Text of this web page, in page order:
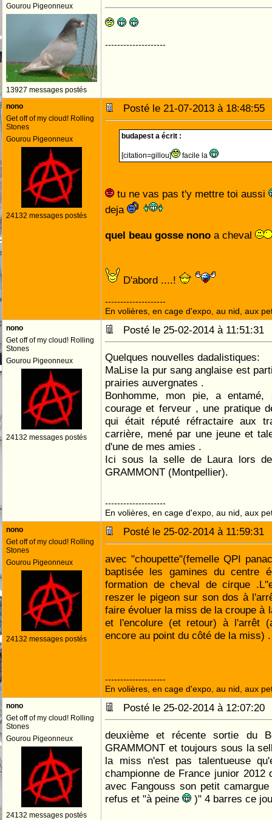
Gourou Pigeonneux
13927 messages postés
--------------------
nono
Get off of my cloud! Rolling
Stones
Gourou Pigeonneux
24132 messages postés
Posté le 21-07-2013 à
budapest a écrit :
[citation=gillou] facile la
tu ne vas pas t'y mettre toi aussi
deja
quel beau gosse nono a cheval
D'abord ....!
--------------------
En volières, en cage d'expo, au nid, aux
nono
Get off of my cloud! Rolling
Stones
Gourou Pigeonneux
24132 messages postés
Posté le 25-02-2014 à
Quelques nouvelles dadalistiques:
MaLise la pur sang anglaise est
prairies auvergnates .
Bonhomme, mon pie, a
courage et ferveur , une pratique
qui était réputé réfractaire aux
carrière, mené par une jeune et
d'une de mes amies .
Ici sous la selle de Laura lors
GRAMMONT (Montpellier).
--------------------
En volières, en cage d'expo, au nid, aux
nono
Get off of my cloud! Rolling
Stones
Gourou Pigeonneux
24132 messages postés
Posté le 25-02-2014 à
avec "choupette"(femelle QPI
baptisée les gamines du centre
formation de cheval de cirque
reszer le pigeon sur son dos à
faire évoluer la miss de la croupe à
et l'encolure (et retour) à l'arrêt
encore au point du côté de la miss)
--------------------
En volières, en cage d'expo, au nid, aux
nono
Get off of my cloud! Rolling
Stones
Gourou Pigeonneux
24132 messages postés
Posté le 25-02-2014 à
deuxième et récente sortie du
GRAMMONT et toujours sous la
la miss n'est pas talentueuse
championne de France junior 2012
avec Fangouss son petit
refus et "à peine
)" 4 barres ce